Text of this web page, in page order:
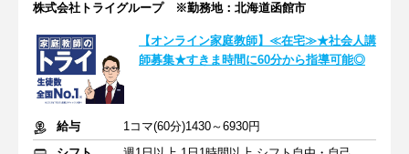
株式会社トライグループ ※勤務地：北海道函館市
【オンライン家庭教師】≪在宅≫★社会人講
師募集★すきま時間に60分から指導可能◎
給与
1コマ(60分)1430～6930円